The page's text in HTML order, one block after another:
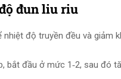
đun liu riu
độ truyền đều và giảm
bắt đầu ở mức 1‑2, sau đó